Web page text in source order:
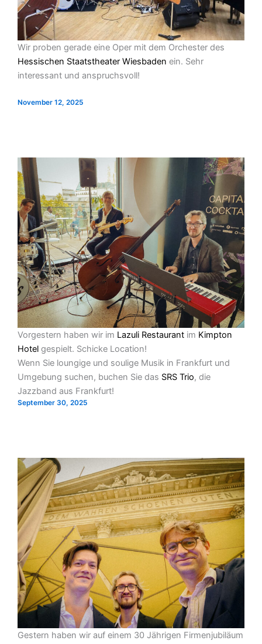
Wir proben gerade eine Oper mit dem Orchester des
Hessischen Staatstheater Wiesbaden ein. Sehr
interessant und anspruchsvoll!
November 12, 2025
Vorgestern haben wir im Lazuli Restaurantim Kimpton
Hotelgespielt. Schicke Location!
Wenn Sie loungige und soulige Musik in Frankfurt und
Umgebung suchen, buchen Sie das SRS Trio, die
Jazzband aus Frankfurt!
September 30, 2025
Gestern haben wir auf einem 30 Jährigen Firmenjubiläum